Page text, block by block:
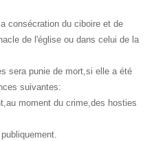
consécration du ciboire et de
de l'église ou dans celui de la
sera punie de mort,si elle a été
suivantes:
moment du crime,des hosties